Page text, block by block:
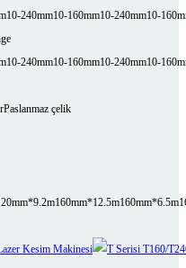
10-240mm10-160mm10-240mm10-
10-240mm10-160mm10-240mm10-
Paslanmaz çelik
160mm*12.5m160mm*6.5m